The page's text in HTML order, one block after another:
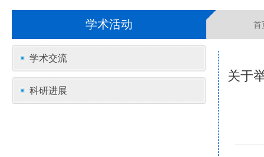
学术活动 首
学术交流
科研进展
关于